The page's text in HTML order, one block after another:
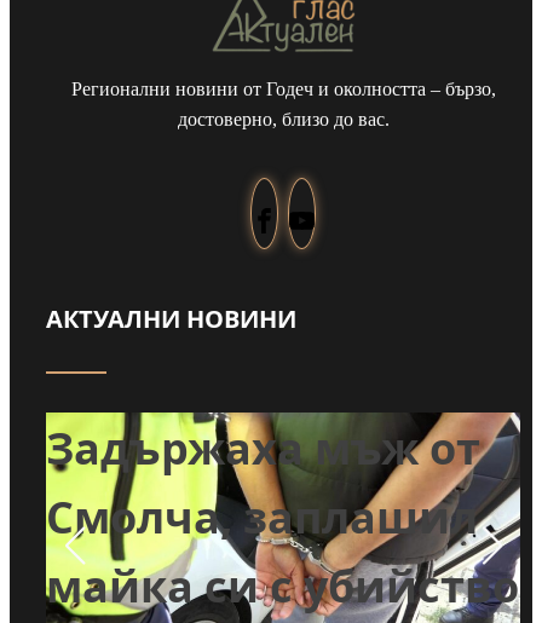
Регионални новини от Годеч и околността – бързо,
достоверно, близо до вас.
АКТУАЛНИ НОВИНИ
Забраниха
пълненето на
басейни и миенето
на коли с питейна